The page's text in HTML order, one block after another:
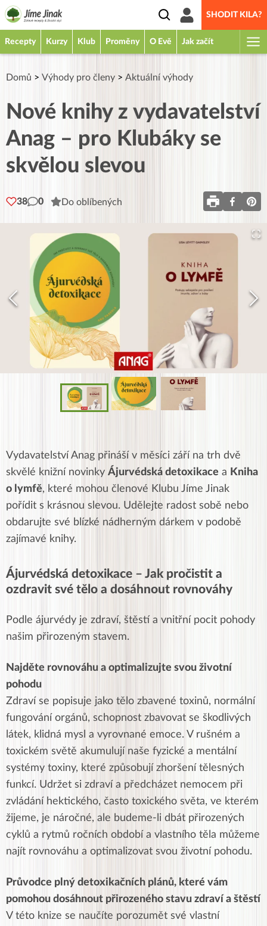
SHODIT KILA?
Recepty Kurzy Klub Proměny O Evě Jak začít
Domů > Výhody pro členy > Aktuální výhody
Nové knihy z vydavatelství
Anag – pro Klubáky se
skvělou slevou
38 0 Do oblíbených
Vydavatelství Anag přináší v měsíci září na trh dvě
skvělé knižní novinky Ájurvédská detoxikace a Kniha
o lymfě, které mohou členové Klubu Jíme Jinak
pořídit s krásnou slevou. Udělejte radost sobě nebo
obdarujte své blízké nádherným dárkem v podobě
zajímavé knihy.
Ájurvédská detoxikace – Jak pročistit a
ozdravit své tělo a dosáhnout rovnováhy
Podle ájurvédy je zdraví, štěstí a vnitřní pocit pohody
našim přirozeným stavem.
Najděte rovnováhu a optimalizujte svou životní
pohodu
Zdraví se popisuje jako tělo zbavené toxinů, normální
fungování orgánů, schopnost zbavovat se škodlivých
látek, klidná mysl a vyrovnané emoce. V rušném a
toxickém světě akumulují naše fyzické a mentální
systémy toxiny, které způsobují zhoršení tělesných
funkcí. Udržet si zdraví a předcházet nemocem při
zvládání hektického, často toxického světa, ve kterém
žijeme, je náročné, ale budeme-li dbát přirozených
cyklů a rytmů ročních období a vlastního těla můžeme
najít rovnováhu a optimalizovat svou životní pohodu.
Průvodce plný detoxikačních plánů, které vám
pomohou dosáhnout přirozeného stavu zdraví a štěstí
V této knize se naučíte porozumět své vlastní